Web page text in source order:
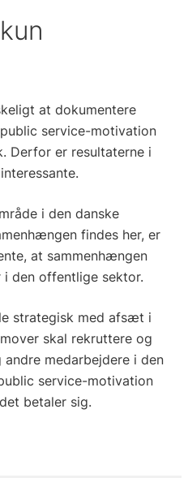
at dokumentere
service-motivation
Derfor er resultaterne i
i den danske
findes her, er
at sammenhængen
den offentlige sektor.
strategisk med afsæt i
skal rekruttere og
medarbejdere i den
service-motivation
betaler sig.